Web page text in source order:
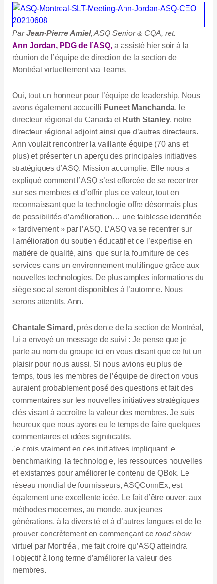
ParJean-Pierre Amiel, ASQ Senior & CQA, ret.
Ann Jordan, PDG de l’ASQ,a assisté hier soir à la
réunion de l’équipe de direction de la section de
Montréal virtuellement via Teams.
Oui, tout un honneur pour l’équipe de leadership. Nous
avons également accueilli Puneet Manchanda, le
directeur régional du Canada et Ruth Stanley, notre
directeur régional adjoint ainsi que d’autres directeurs.
Ann voulait rencontrer la vaillante équipe (70 ans et
plus) et présenter un aperçu des principales initiatives
stratégiques d’ASQ. Mission accomplie. Elle nous a
expliqué comment l’ASQ s’est efforcée de se recentrer
sur ses membres et d’offrir plus de valeur, tout en
reconnaissant que la technologie offre désormais plus
de possibilités d’amélioration… une faiblesse identifiée
« tardivement » par l’ASQ. L’ASQ va se recentrer sur
l’amélioration du soutien éducatif et de l’expertise en
matière de qualité, ainsi que sur la fourniture de ces
services dans un environnement multilingue grâce aux
nouvelles technologies. De plus amples informations du
siège social seront disponibles à l’automne. Nous
serons attentifs, Ann.
Chantale Simard , présidente de la section de Montréal,
lui a envoyé un message de suivi : Je pense que je
parle au nom du groupe ici en vous disant que ce fut un
plaisir pour nous aussi. Si nous avions eu plus de
temps, tous les membres de l’équipe de direction vous
auraient probablement posé des questions et fait des
commentaires sur les nouvelles initiatives stratégiques
clés visant à accroître la valeur des membres. Je suis
heureux que nous ayons eu le temps de faire quelques
commentaires et idées significatifs.
Je crois vraiment en ces initiatives impliquant le
benchmarking, la technologie, les ressources nouvelles
et existantes pour améliorer le contenu de QBok. Le
réseau mondial de fournisseurs, ASQConnEx, est
également une excellente idée. Le fait d’être ouvert aux
méthodes modernes, au monde, aux jeunes
générations, à la diversité et à d’autres langues et de le
prouver concrètement en commençant ce road show
virtuel par Montréal, me fait croire qu’ASQ atteindra
l’objectif à long terme d’améliorer la valeur des
membres.
de
direction